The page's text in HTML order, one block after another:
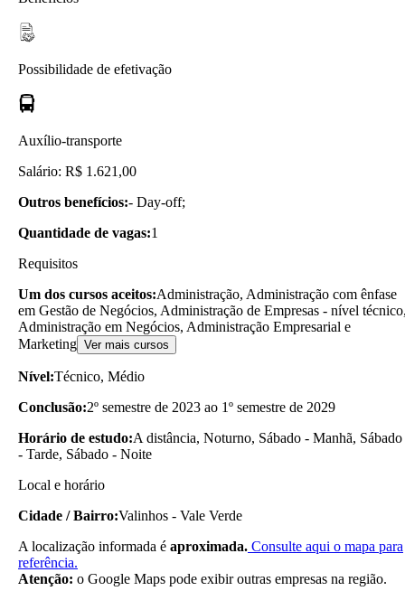
Possibilidade de efetivação
Auxílio-transporte
Salário: R$ 1.621,00
Outros benefícios:- Day-off;
Quantidade de vagas:1
Requisitos
Um dos cursos aceitos:Administração, Administração com ênfase
em Gestão de Negócios, Administração de Empresas - nível
Administração em Negócios, Administração Empresarial e
Marketing Ver mais cursos
Nível:Técnico, Médio
Conclusão:2º semestre de 2023 ao 1º semestre de 2029
Horário de estudo:A distância, Noturno, Sábado - Manhã, Sábado
- Tarde, Sábado - Noite
Local e horário
Cidade / Bairro:Valinhos - Vale Verde
A localização informada é aproximada. Consulte aqui o mapa para
referência.
Atenção: o Google Maps pode exibir outras empresas na região.